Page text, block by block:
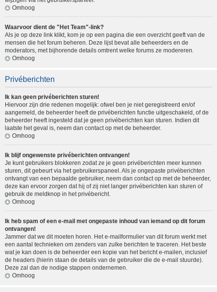
Omhoog
Waarvoor dient de "Het Team"-link?
Als je op deze link klikt, kom je op een pagina die een overzicht geeft van de
mensen die het forum beheren. Deze lijst bevat alle beheerders en de
moderators, met bijhorende details omtrent welke forums ze modereren.
Omhoog
Privéberichten
Ik kan geen privéberichten sturen!
Hiervoor zijn drie redenen mogelijk: ofwel ben je niet geregistreerd en/of
aangemeld, de beheerder heeft de privéberichten functie uitgeschakeld, of de
beheerder heeft ingesteld dat je geen privéberichten kan sturen. Indien dit
laatste het geval is, neem dan contact op met de beheerder.
Omhoog
Ik blijf ongewenste privéberichten ontvangen!
Je kunt gebruikers blokkeren zodat ze je geen privéberichten meer kunnen
sturen, dit gebeurt via het gebruikerspaneel. Als je ongepaste privéberichten
ontvangt van een bepaalde gebruiker, neem dan contact op met de beheerder,
deze kan ervoor zorgen dat hij of zij niet langer privéberichten kan sturen of
gebruik de meldknop in het privébericht.
Omhoog
Ik heb spam of een e-mail met ongepaste inhoud van iemand op dit forum
ontvangen!
Jammer dat we dit moeten horen. Het e-mailformulier van dit forum werkt met
een aantal technieken om zenders van zulke berichten te traceren. Het beste
wat je kan doen is de beheerder een kopie van het bericht e-mailen, inclusief
de headers (hierin staan de details van de gebruiker die de e-mail stuurde).
Deze zal dan de nodige stappen ondernemen.
Omhoog